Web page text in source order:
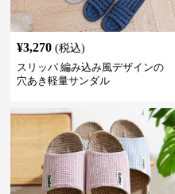
¥3,270 (税込)
スリッパ 編み込み風デザインの
穴あき軽量サンダル